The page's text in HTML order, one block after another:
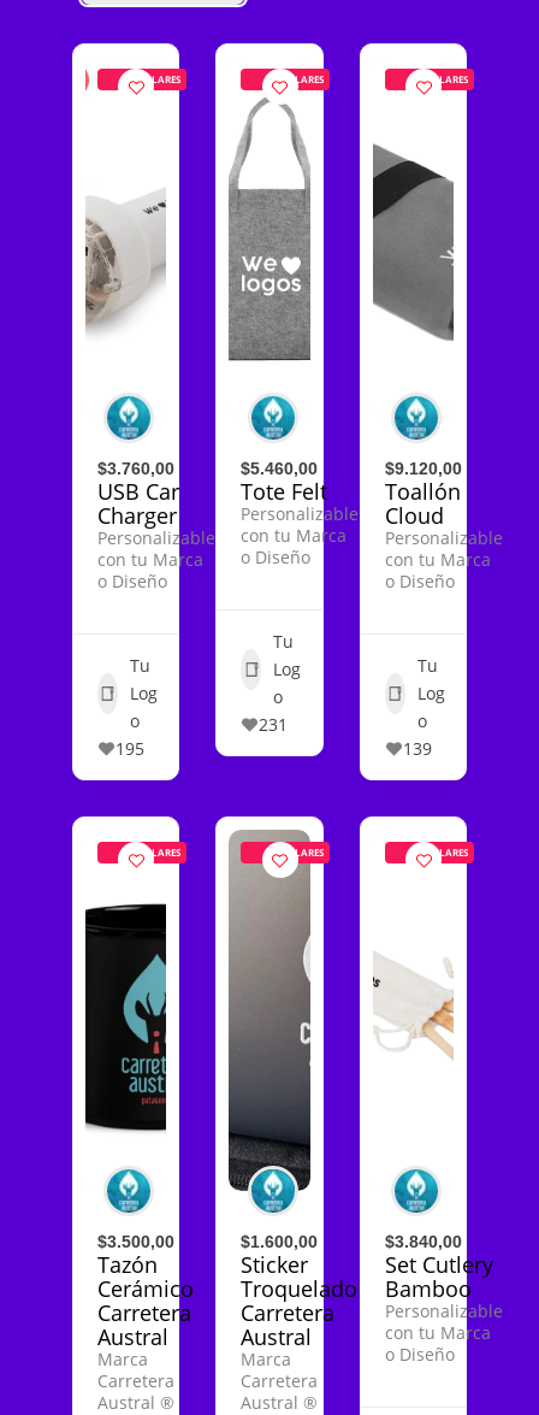
POPULARES
$3.760,00
USB Car
Charger
Personalizable
con tu Marca
o Diseño
Tu
Log
o
195
POPULARES
$5.460,00
Tote Felt
Personalizable
con tu Marca
o Diseño
Tu
Log
o
231
POPULARES
$9.120,00
Toallón
Cloud
Personalizable
con tu Marca
o Diseño
Tu
Log
o
139
POPULARES
$3.500,00
Tazón
Cerámico
Carretera
Austral
Marca
Carretera
Austral ®
POPULARES
$1.600,00
Sticker
Troquelado
Carretera
Austral
Marca
Carretera
Austral ®
POPULARES
$3.840,00
Set Cutlery
Bamboo
Personalizable
con tu Marca
o Diseño